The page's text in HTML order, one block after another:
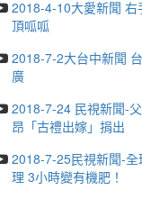
2018-4-10大愛新聞
頂呱呱
2018-7-2大台中新聞
廣
2018-7-24 民視新聞-
昂「古禮出嫁」捐出
2018-7-25民視新聞-
理 3小時變有機肥！